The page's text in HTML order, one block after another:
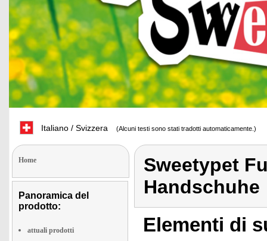
Italiano / Svizzera (Alcuni testi sono stati tradotti automaticamente.)
Home
Panoramica del
prodotto:
attuali prodotti
Sweetypet
Handschuhe
Elementi di